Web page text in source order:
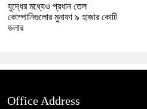
যুদ্ধের মধ্যেও প্রধান তেল
কোম্পানিগুলোর মুনাফা ৯ হাজার কোটি
ডলার
Office Address